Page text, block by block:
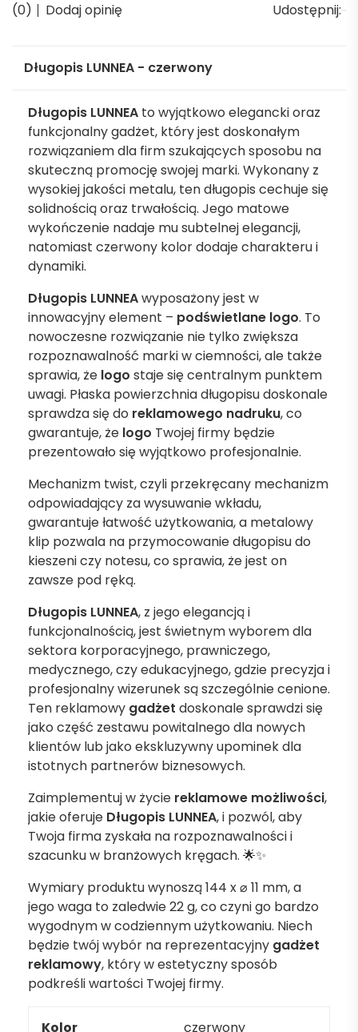
(0) Dodaj opinię Udostępnij:
Długopis LUNNEA - czerwony
Długopis LUNNEA to wyjątkowo elegancki oraz
funkcjonalny gadżet, który jest doskonałym
rozwiązaniem dla firm szukających sposobu na
skuteczną promocję swojej marki. Wykonany z
wysokiej jakości metalu, ten długopis cechuje się
solidnością oraz trwałością. Jego matowe
wykończenie nadaje mu subtelnej elegancji,
natomiast czerwony kolor dodaje charakteru i
dynamiki.
Długopis LUNNEAwyposażony jest w
innowacyjny element – podświetlane logo. To
nowoczesne rozwiązanie nie tylko zwiększa
rozpoznawalność marki w ciemności, ale także
sprawia, że logo staje się centralnym punktem
uwagi. Płaska powierzchnia długopisu doskonale
sprawdza się do reklamowego nadruku, co
gwarantuje, że logo Twojej firmy będzie
prezentowało się wyjątkowo profesjonalnie.
Mechanizm twist, czyli przekręcany mechanizm
odpowiadający za wysuwanie wkładu,
gwarantuje łatwość użytkowania, a metalowy
klip pozwala na przymocowanie długopisu do
kieszeni czy notesu, co sprawia, że jest on
zawsze pod ręką.
Długopis LUNNEA, z jego elegancją i
funkcjonalnością, jest świetnym wyborem dla
sektora korporacyjnego, prawniczego,
medycznego, czy edukacyjnego, gdzie precyzja i
profesjonalny wizerunek są szczególnie cenione.
Ten reklamowy gadżet doskonale sprawdzi się
jako część zestawu powitalnego dla nowych
klientów lub jako ekskluzywny upominek dla
istotnych partnerów biznesowych.
Zaimplementuj w życie reklamowe możliwości,
jakie oferuje Długopis LUNNEA, i pozwól, aby
Twoja firma zyskała na rozpoznawalności i
szacunku w branżowych kręgach. 🌟✨
Wymiary produktu wynoszą 144 x ⌀ 11 mm, a
jego waga to zaledwie 22 g, co czyni go bardzo
wygodnym w codziennym użytkowaniu. Niech
będzie twój wybór na reprezentacyjny gadżet
reklamowy, który w estetyczny sposób
podkreśli wartości Twojej firmy.
Kolor czerwony